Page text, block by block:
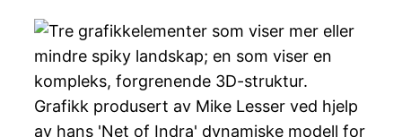
Grafikk produsert av Mike Lesser ved hjelp
av hans 'Net of Indra' dynamiske modell for